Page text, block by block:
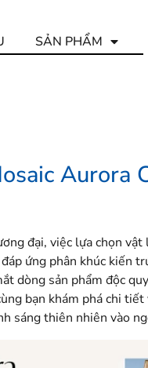
SẢN PHẨM
Aurora
đại, việc lựa chọn
ứng phân khúc kiến
dòng sản phẩm độc
bạn khám phá chi
sáng thiên nhiên vào